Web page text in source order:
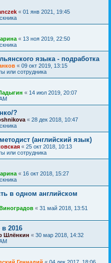
« 01 янв 2021, 19:45
« 13 ноя 2019, 22:50
языка - подработка
« 09 окт 2019, 13:15
или сотрудника
« 14 июл 2019, 20:07
?
« 28 дек 2018, 10:47
(английский язык)
« 25 окт 2018, 10:13
или сотрудника
« 16 окт 2018, 15:27
в одном английском
« 31 май 2018, 13:51
в 2016
Шлёнкин « 30 мар 2018, 14:32
Геннадий « 04 дек 2017, 18:06